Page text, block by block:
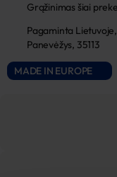
Grąžinimas šiai
Pagaminta Lietuvoje,
Panevėžys, 35113
MADE IN EUROPE